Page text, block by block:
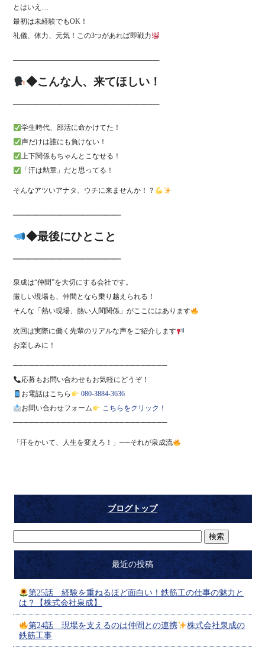
とはいえ…
最初は未経験でもOK！
礼儀、体力、元気！この3つがあれば即戦力
───────────────────
◆こんな人、来てほしい！
───────────────────
学生時代、部活に命かけてた！
声だけは誰にも負けない！
上下関係もちゃんとこなせる！
「汗は勲章」だと思ってる！
そんなアツいアナタ、ウチに来ませんか！？
──────────────
◆最後にひとこと
──────────────
泉成は“仲間”を大切にする会社です。
厳しい現場も、仲間となら乗り越えられる！
そんな「熱い現場、熱い人間関係」がここにはあります
次回は実際に働く先輩のリアルな声をご紹介します
お楽しみに！
─────────────────────────────
応募もお問い合わせもお気軽にどうぞ！
お電話はこちら
080-3884-3636
お問い合わせフォーム
こちらをクリック！
─────────────────────────────
「汗をかいて、人生を変えろ！」──それが泉成流
ブログトップ
最近の投稿
第25話 経験を重ねるほど面白い！鉄筋工の仕事の魅力と
は？【株式会社泉成】
第24話 現場を支えるのは仲間との連携
株式会社泉成の
鉄筋工事